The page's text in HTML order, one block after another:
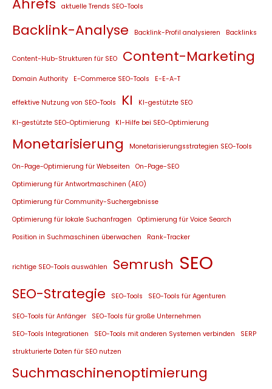
Ahrefs aktuelle Trends SEO-Tools
Backlink-Analyse Backlink-Profil analysieren Backlinks
Content-Hub-Strukturen für SEO Content-Marketing
Domain Authority E-Commerce SEO-Tools E-E-A-T
effektive Nutzung von SEO-Tools KI KI-gestützte SEO
KI-gestützte SEO-Optimierung KI-Hilfe bei SEO-Optimierung
Monetarisierung Monetarisierungsstrategien SEO-Tools
On-Page-Optimierung für Webseiten
On-Page-SEO
Optimierung für Antwortmaschinen (AEO)
Optimierung für Community-Suchergebnisse
Optimierung für lokale Suchanfragen
Optimierung für Voice Search
Position in Suchmaschinen überwachen
Rank-Tracker
richtige SEO-Tools auswählen Semrush SEO
SEO-Strategie SEO-Tools SEO-Tools für Agenturen
SEO-Tools für Anfänger
SEO-Tools für große Unternehmen
SEO-Tools Integrationen
SEO-Tools mit anderen Systemen verbinden
SERP
strukturierte Daten für SEO nutzen
Suchmaschinenoptimierung